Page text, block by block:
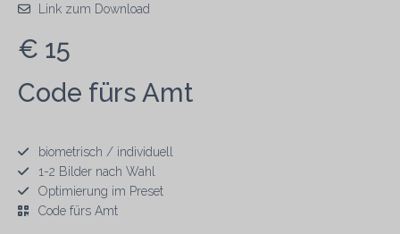
Link zum Download
€ 15
Code fürs Amt
biometrisch / individuell
1-2 Bilder nach Wahl
Optimierung im Preset
Code fürs Amt